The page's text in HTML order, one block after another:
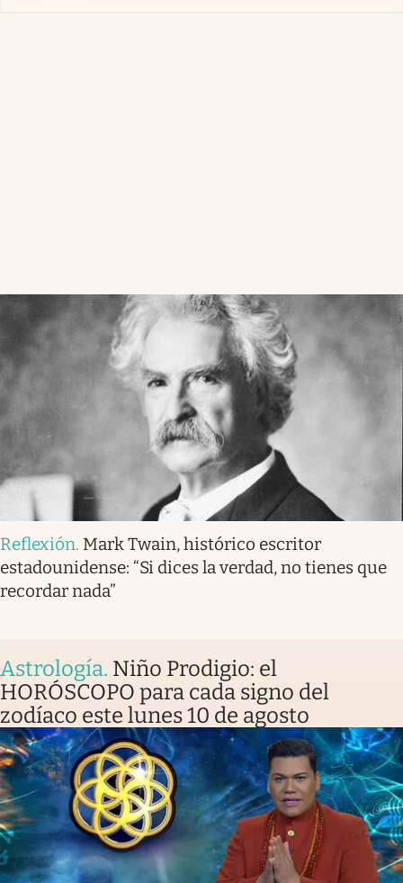
Reflexión. Mark Twain, histórico escritor
estadounidense: “Si dices la verdad, no tienes que
recordar nada”
Astrología. Niño Prodigio: el
HORÓSCOPO para cada signo del
zodíaco este lunes 10 de agosto